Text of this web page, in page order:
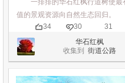
一排排的华石红枫行道树使最
值的景观资源向自然生态回归。
34
30
31
华石红枫
收集到街道公路